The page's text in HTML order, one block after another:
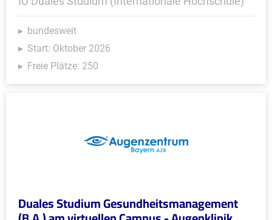
bundesweit
Start: Oktober 2026
Freie Plätze: 250
Duales Studium Gesundheitsmanagement